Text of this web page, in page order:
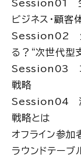
Session 01
ビジネス・顧客
Session 02
る？“次世代型
Session 03
戦略
Session 04
戦略とは
オフライン参
ラウンドテーブ